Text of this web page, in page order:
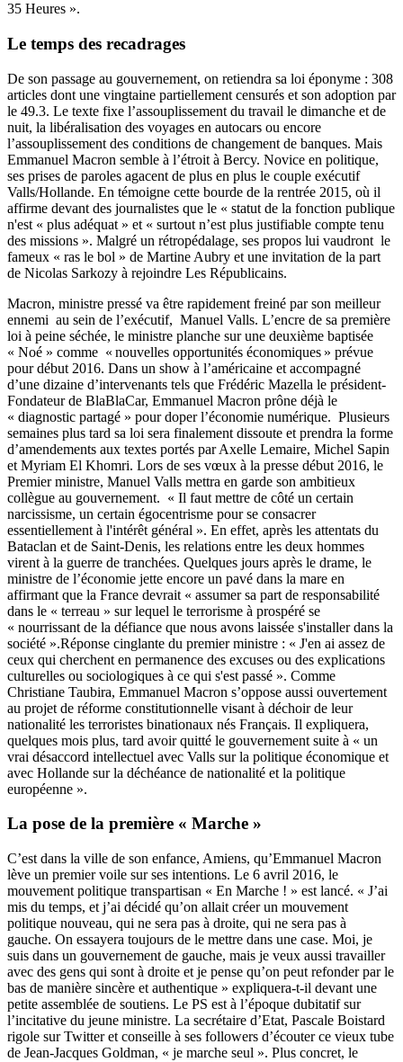
35 Heures ».
Le temps des recadrages
De son passage au gouvernement, on retiendra sa loi éponyme : 308
articles dont une vingtaine partiellement censurés et son adoption par
le 49.3. Le texte fixe l’assouplissement du travail le dimanche et de
nuit, la libéralisation des voyages en autocars ou encore
l’assouplissement des conditions de changement de banques. Mais
Emmanuel Macron semble à l’étroit à Bercy. Novice en politique,
ses prises de paroles agacent de plus en plus le couple exécutif
Valls/Hollande. En témoigne cette bourde de la rentrée 2015, où il
affirme devant des journalistes que le « statut de la fonction publique
n'est « plus adéquat » et « surtout n’est plus justifiable compte tenu
des missions ». Malgré un rétropédalage, ses propos lui vaudront le
fameux « ras le bol » de Martine Aubry et une invitation de la part
de Nicolas Sarkozy à rejoindre Les Républicains.
Macron, ministre pressé va être rapidement freiné par son meilleur
ennemi au sein de l’exécutif, Manuel Valls. L’encre de sa première
loi à peine séchée, le ministre planche sur une deuxième baptisée
« Noé » comme « nouvelles opportunités économiques » prévue
pour début 2016. Dans un show à l’américaine et accompagné
d’une dizaine d’intervenants tels que Frédéric Mazella le président-
Fondateur de BlaBlaCar, Emmanuel Macron prône déjà le
« diagnostic partagé » pour doper l’économie numérique. Plusieurs
semaines plus tard sa loi sera finalement dissoute et prendra la forme
d’amendements aux textes portés par Axelle Lemaire, Michel Sapin
et Myriam El Khomri. Lors de ses vœux à la presse début 2016, le
Premier ministre, Manuel Valls mettra en garde son ambitieux
collègue au gouvernement. « Il faut mettre de côté un certain
narcissisme, un certain égocentrisme pour se consacrer
essentiellement à l'intérêt général ». En effet, après les attentats du
Bataclan et de Saint-Denis, les relations entre les deux hommes
virent à la guerre de tranchées. Quelques jours après le drame, le
ministre de l’économie jette encore un pavé dans la mare en
affirmant que la France devrait « assumer sa part de responsabilité
dans le « terreau » sur lequel le terrorisme à prospéré se
« nourrissant de la défiance que nous avons laissée s'installer dans la
société ».Réponse cinglante du premier ministre : « J'en ai assez de
ceux qui cherchent en permanence des excuses ou des explications
culturelles ou sociologiques à ce qui s'est passé ». Comme
Christiane Taubira, Emmanuel Macron s’oppose aussi ouvertement
au projet de réforme constitutionnelle visant à déchoir de leur
nationalité les terroristes binationaux nés Français. Il expliquera,
quelques mois plus, tard avoir quitté le gouvernement suite à « un
vrai désaccord intellectuel avec Valls sur la politique économique et
avec Hollande sur la déchéance de nationalité et la politique
européenne ».
La pose de la première « Marche »
C’est dans la ville de son enfance, Amiens, qu’Emmanuel Macron
lève un premier voile sur ses intentions. Le 6 avril 2016, le
mouvement politique transpartisan « En Marche ! » est lancé. « J’ai
mis du temps, et j’ai décidé qu’on allait créer un mouvement
politique nouveau, qui ne sera pas à droite, qui ne sera pas à
gauche. On essayera toujours de le mettre dans une case. Moi, je
suis dans un gouvernement de gauche, mais je veux aussi travailler
avec des gens qui sont à droite et je pense qu’on peut refonder par le
bas de manière sincère et authentique » expliquera-t-il devant une
petite assemblée de soutiens. Le PS est à l’époque dubitatif sur
l’incitative du jeune ministre. La secrétaire d’Etat, Pascale Boistard
rigole sur Twitter et conseille à ses followers d’écouter ce vieux tube
de Jean-Jacques Goldman, « je marche seul ». Plus concret, le